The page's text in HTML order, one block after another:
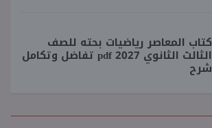
كتاب المعاصر رياضيات بحته للصف
الثالث الثانوي 2027 pdf تفاضل وتكامل
شرح